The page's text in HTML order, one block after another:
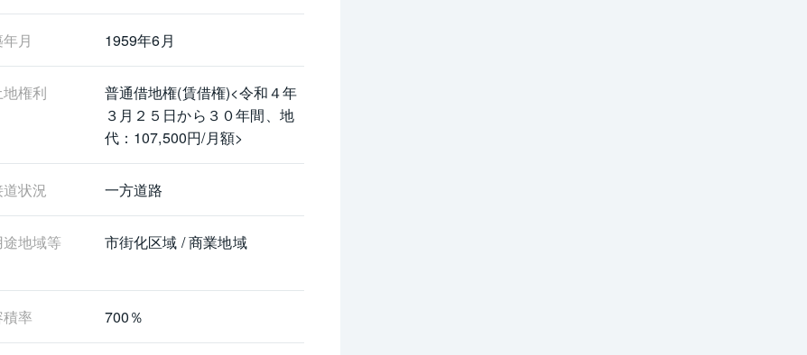
月 1959年6月
地権利
普通借地権(賃借権)<令和４年
３月２５日から３０年間、地
代：107,500円/月額>
状況 一方道路
途地域等 市街化区域 / 商業地域
率 700％